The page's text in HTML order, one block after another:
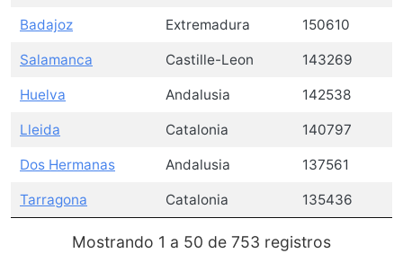
Badajoz Extremadura 150610
Salamanca Castille-Leon 143269
Huelva Andalusia 142538
Lleida Catalonia 140797
Dos Hermanas Andalusia 137561
Tarragona Catalonia 135436
Mostrando 1 a 50 de 753 registros